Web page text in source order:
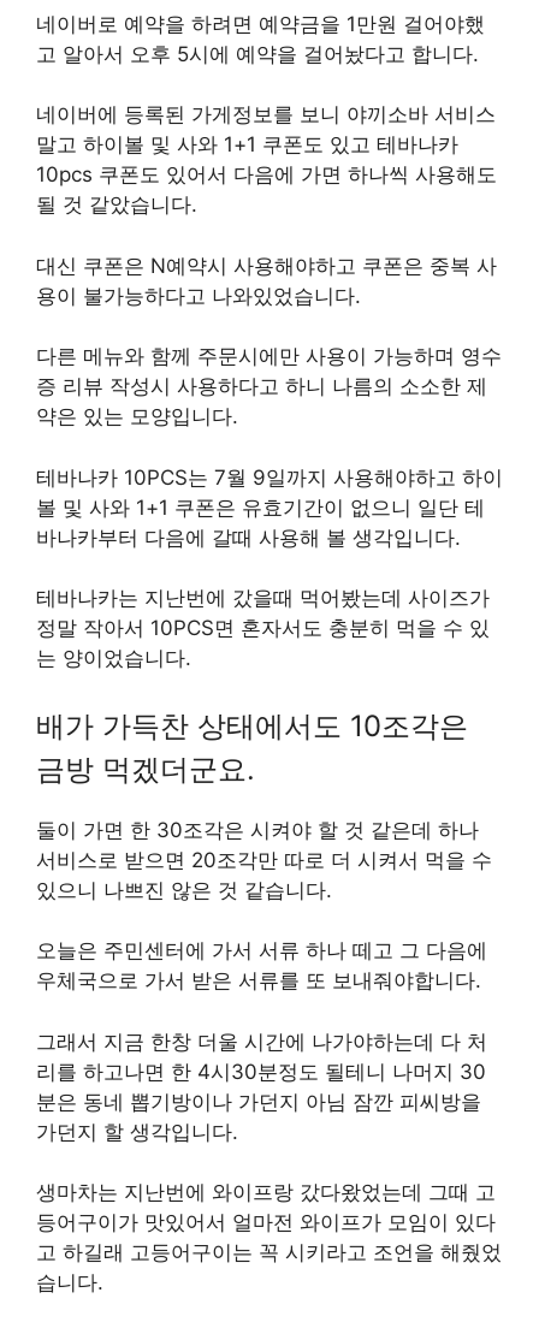
네이버로 예약을 하려면 예약금을 1만원 걸어야했
고 알아서 오후 5시에 예약을 걸어놨다고 합니다.
네이버에 등록된 가게정보를 보니 야끼소바 서비스
말고 하이볼 및 사와 1+1 쿠폰도 있고 테바나카
10pcs 쿠폰도 있어서 다음에 가면 하나씩 사용해도
될 것 같았습니다.
대신 쿠폰은 N예약시 사용해야하고 쿠폰은 중복 사
용이 불가능하다고 나와있었습니다.
다른 메뉴와 함께 주문시에만 사용이 가능하며 영수
증 리뷰 작성시 사용하다고 하니 나름의 소소한 제
약은 있는 모양입니다.
테바나카 10PCS는 7월 9일까지 사용해야하고 하이
볼 및 사와 1+1 쿠폰은 유효기간이 없으니 일단 테
바나카부터 다음에 갈때 사용해 볼 생각입니다.
테바나카는 지난번에 갔을때 먹어봤는데 사이즈가
정말 작아서 10PCS면 혼자서도 충분히 먹을 수 있
는 양이었습니다.
배가 가득찬 상태에서도 10조각은
금방 먹겠더군요.
둘이 가면 한 30조각은 시켜야 할 것 같은데 하나
서비스로 받으면 20조각만 따로 더 시켜서 먹을 수
있으니 나쁘진 않은 것 같습니다.
오늘은 주민센터에 가서 서류 하나 떼고 그 다음에
우체국으로 가서 받은 서류를 또 보내줘야합니다.
그래서 지금 한창 더울 시간에 나가야하는데 다 처
리를 하고나면 한 4시30분정도 될테니 나머지 30
분은 동네 뽑기방이나 가던지 아님 잠깐 피씨방을
가던지 할 생각입니다.
생마차는 지난번에 와이프랑 갔다왔었는데 그때 고
등어구이가 맛있어서 얼마전 와이프가 모임이 있다
고 하길래 고등어구이는 꼭 시키라고 조언을 해줬었
습니다.